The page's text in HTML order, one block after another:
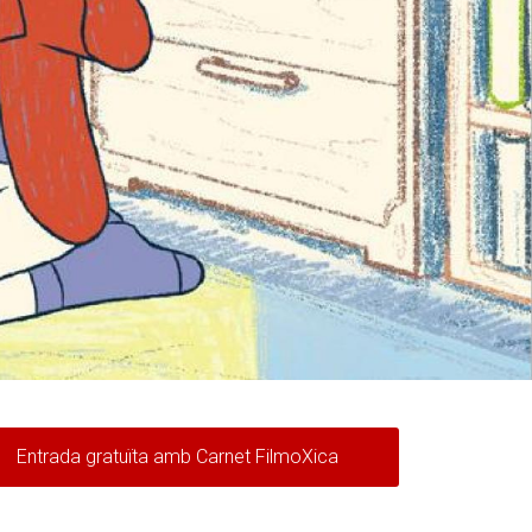
Entrada gratuïta amb Carnet FilmoXica